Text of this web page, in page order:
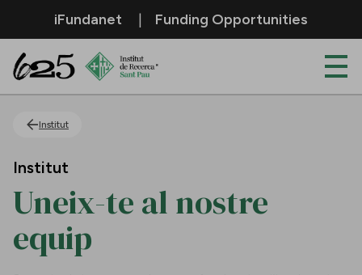
Salta al contingut principal
iFundanet Funding Opportunities
Institut
Institut
Uneix-te al nostre
equip